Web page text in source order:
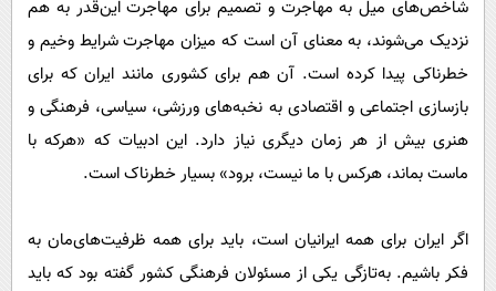
شاخص‌های میل به مهاجرت و تصمیم برای مهاجرت این‌قدر به هم
نزدیک می‌شوند، به معنای آن است که میزان مهاجرت شرایط وخیم و
خطرناکی پیدا کرده است. آن هم برای کشوری مانند ایران که برای
بازسازی اجتماعی و اقتصادی به نخبه‌های ورزشی، سیاسی، فرهنگی و
هنری بیش از هر زمان دیگری نیاز دارد. این ادبیات که «هرکه با
ماست بماند، هرکس با ما نیست، برود» بسیار خطرناک است.
اگر ایران برای همه ایرانیان است، باید برای همه ظرفیت‌های‌مان به
فکر باشیم. به‌تازگی یکی از مسئولان فرهنگی کشور گفته بود که باید